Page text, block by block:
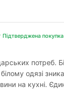
Підтверджена покупка
потреб.
одязі
на кухні.